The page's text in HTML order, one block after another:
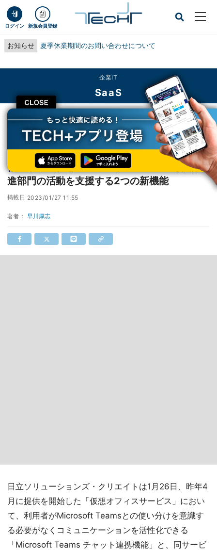
ログイン 新規会員登録
お知らせ 夏季休業期間のお問い合わせについて
CLOSE
企業IT
SaaS
TECH+ 企業IT
SaaS
日立系、「仮想オフィスサービス」の導入推進部門の活動を支援する2つの新機
日立系、「仮想オフィスサービス」の導入推
進部門の活動を支援する2つの新機能
掲載日 2023/01/27 11:55
著者： 早川厚志
日立ソリューションズ・クリエイトは1月26日、昨年4
月に提供を開始した「仮想オフィスサービス」におい
て、利用者がMicrosoft Teamsとの使い分けを意識す
る必要がなくコミュニケーションを活性化できる
「Microsoft Teams チャット連携機能」と、同サービ